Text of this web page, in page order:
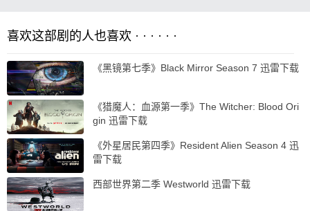
喜欢这部剧的人也喜欢 · · · · · ·
《黑镜第七季》Black Mirror Season 7 迅雷下载
《猎魔人：血源第一季》The Witcher: Blood Ori
gin 迅雷下载
《外星居民第四季》Resident Alien Season 4 迅
雷下载
西部世界第二季 Westworld 迅雷下载